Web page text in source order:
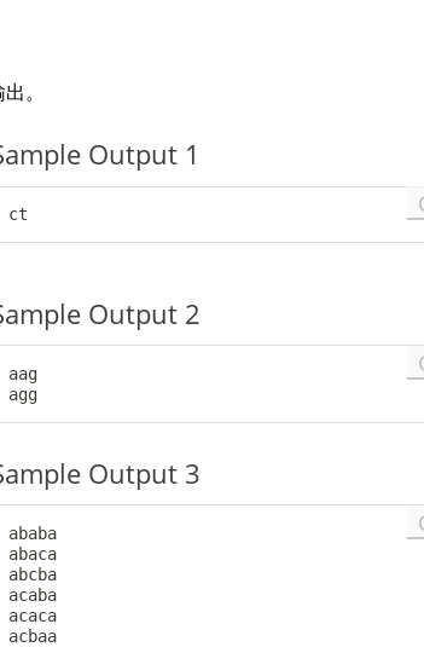
。
Output 1
Output 2
aag
Output 3
ababa
abaca
abcba
acaba
acaca
acbaa